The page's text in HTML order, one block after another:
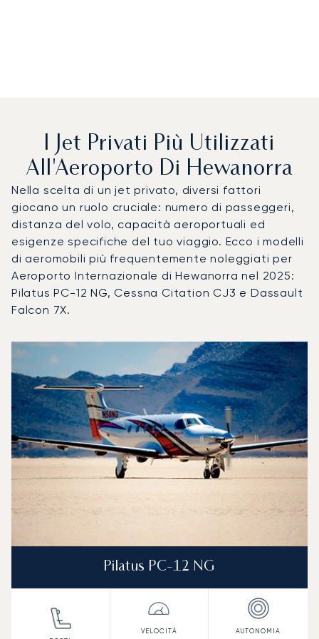
I Jet Privati Più Utilizzati
All'Aeroporto Di Hewanorra
Nella scelta di un jet privato, diversi fattori
giocano un ruolo cruciale: numero di passeggeri,
distanza del volo, capacità aeroportuali ed
esigenze specifiche del tuo viaggio. Ecco i modelli
di aeromobili più frequentemente noleggiati per
Aeroporto Internazionale di Hewanorra nel 2025:
Pilatus PC-12 NG, Cessna Citation CJ3 e Dassault
Falcon 7X.
Foto dell'aeromobile
Modello di aeromobile
Posti
Velocità (km/h)
Velocità (nodi)
Autonomia
Autonomia (NM)
Pilatus PC-12 NG